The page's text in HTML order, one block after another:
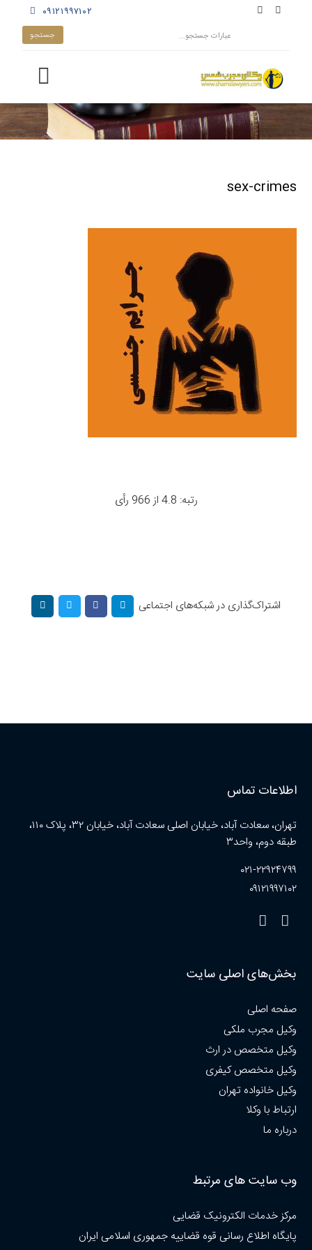
۰۹۱۲۱۹۹۷۱۰۲
sex-crimes
رتبه: 4.8 از 966 رأی
اشتراک‌گذاری در شبکه‌های اجتماعی
اطلاعات تماس
تهران، سعادت آباد، خیابان اصلی سعادت آباد، خیابان ۳۲، پلاک ۱۱۰،
طبقه دوم، واحد۳
۰۲۱-۲۲۹۲۴۷۹۹
۰۹۱۲۱۹۹۷۱۰۲
بخش‌های اصلی سایت
صفحه اصلی
وکیل مجرب ملکی
وکیل متخصص در ارث
وکیل متخصص کیفری
وکیل خانواده تهران
ارتباط با وکلا
درباره ما
وب سایت های مرتبط
مرکز خدمات الکترونیک قضایی
پایگاه اطلاع رسانی قوه قضاییه جمهوری اسلامی ایران